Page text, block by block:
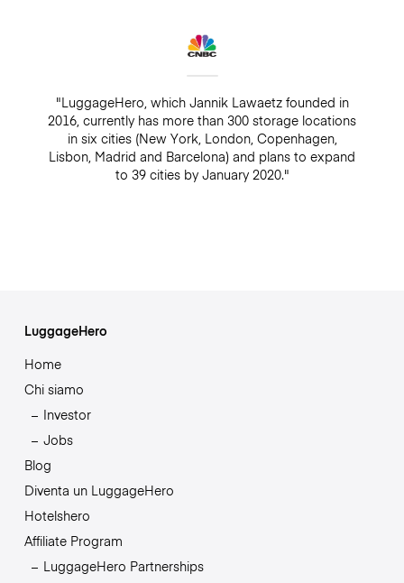
"LuggageHero, which Jannik Lawaetz founded in
2016, currently has more than 300 storage locations
in six cities (New York, London, Copenhagen,
Lisbon, Madrid and Barcelona) and plans to expand
to 39 cities by January 2020."
LuggageHero
Home
Chi siamo
Investor
Jobs
Blog
Diventa un LuggageHero
Hotelshero
Affiliate Program
LuggageHero Partnerships